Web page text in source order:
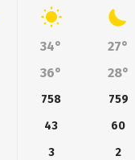
34°
27°
36° 28°
758
759
43
60
3
2